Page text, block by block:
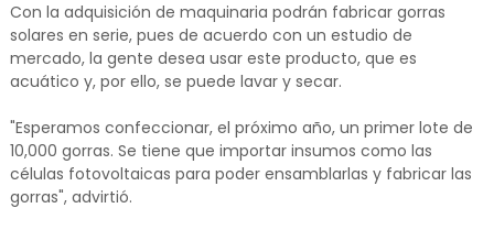
Con la adquisición de maquinaria podrán fabricar gorras
solares en serie, pues de acuerdo con un estudio de
mercado, la gente desea usar este producto, que es
acuático y, por ello, se puede lavar y secar.
"Esperamos confeccionar, el próximo año, un primer lote de
10,000 gorras. Se tiene que importar insumos como las
células fotovoltaicas para poder ensamblarlas y fabricar las
gorras", advirtió.